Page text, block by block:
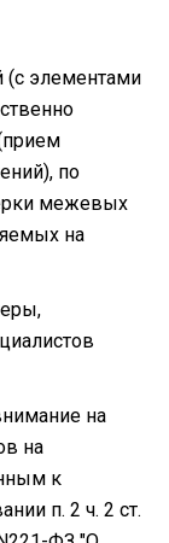
(с элементами
по
межевых
на
на
на
к
п. 2 ч. 2 ст.